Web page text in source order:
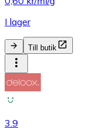
I lager
Till butik
3.9